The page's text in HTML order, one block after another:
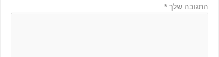
התגובה שלך *